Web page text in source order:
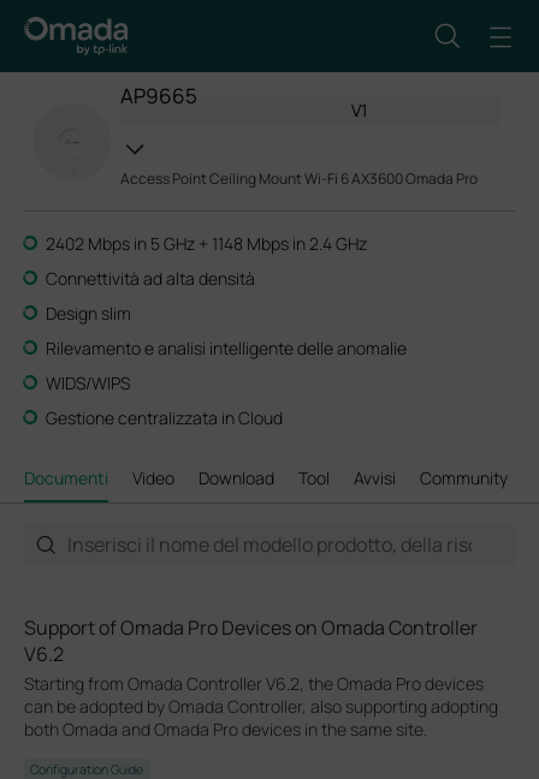
AP9665
V1
Access Point Ceiling Mount Wi-Fi 6 AX3600 Omada Pro
2402 Mbps in 5 GHz + 1148 Mbps in 2.4 GHz
Connettività ad alta densità
Design slim
Rilevamento e analisi intelligente delle anomalie
WIDS/WIPS
Gestione centralizzata in Cloud
Documenti Video Download Tool Avvisi Community
Support of Omada Pro Devices on Omada Controller
V6.2
Starting from Omada Controller V6.2, the Omada Pro devices
can be adopted by Omada Controller, also supporting adopting
both Omada and Omada Pro devices in the same site.
Configuration Guide